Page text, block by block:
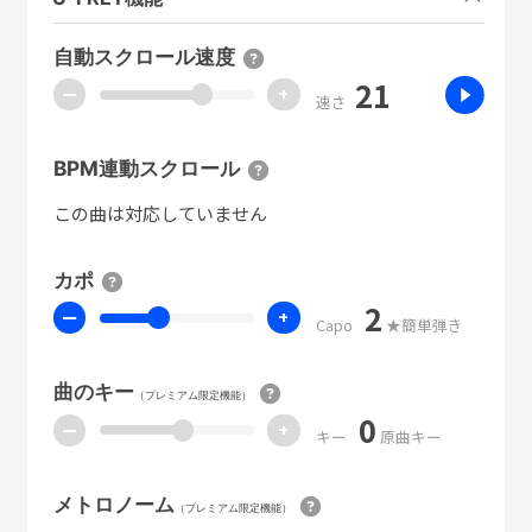
自動スクロール速度
ー + 速さ 21
BPM連動スクロール
この曲は対応していません
カポ
ー + Capo 2 ★簡単弾き
曲のキー（プレミアム限定機能）
ー + キー 0 原曲キー
メトロノーム （プレミアム限定機能）